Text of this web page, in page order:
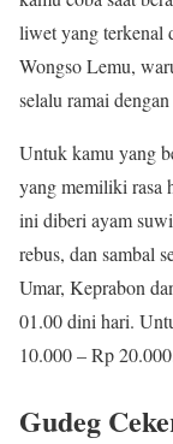
liwet yang terkenal
Wongso Lemu,
selalu ramai
Untuk kamu yang
yang memiliki rasa
ini diberi ayam
rebus, dan sambal
Umar, Keprabon
01.00 dini hari.
10.000 – Rp
Gudeg